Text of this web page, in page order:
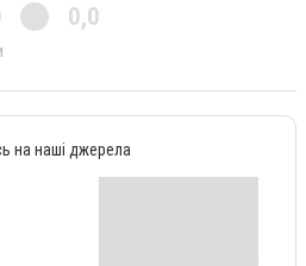
0,0
на наші джерела